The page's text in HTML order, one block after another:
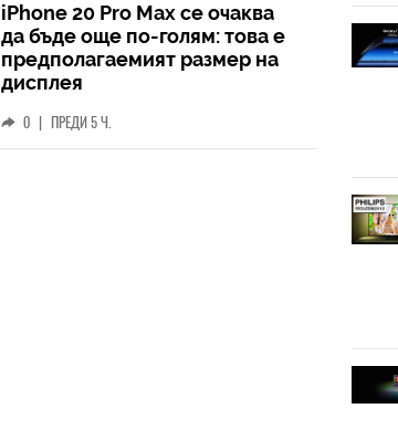
iPhone 20 Pro Max се очаква
да бъде още по-голям: това е
предполагаемият размер на
дисплея
0 | ПРЕДИ 5 Ч.